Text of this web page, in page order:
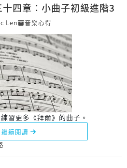
四章：小曲子初級進階3
Len 音樂心得
習更多《拜爾》的曲子。
繼續閱讀